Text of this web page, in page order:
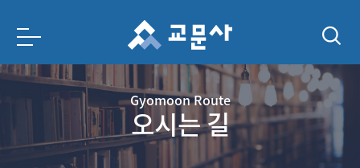
Gyomoon Route
오시는 길